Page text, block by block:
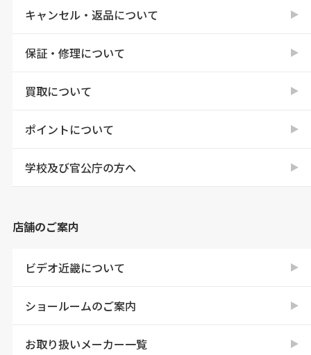
キャンセル・返品について
保証・修理について
買取について
ポイントについて
学校及び官公庁の方へ
店舗のご案内
ビデオ近畿について
ショールームのご案内
お取り扱いメーカー一覧